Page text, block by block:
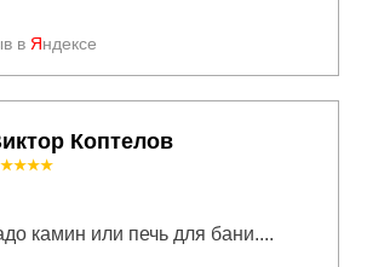
в Яндексе
камин или печь для бани....
Коптелов